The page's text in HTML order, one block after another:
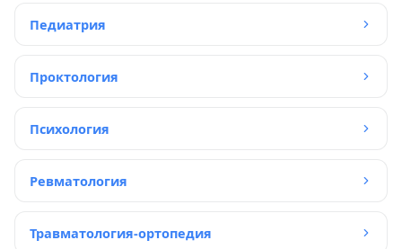
Педиатрия
Проктология
Психология
Ревматология
Травматология-ортопедия